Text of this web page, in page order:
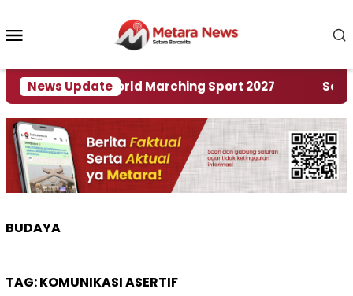
konten
News Update
Rumah World Marching Sport 2027 ‎Soal
BUDAYA
TAG:KOMUNIKASI ASERTIF